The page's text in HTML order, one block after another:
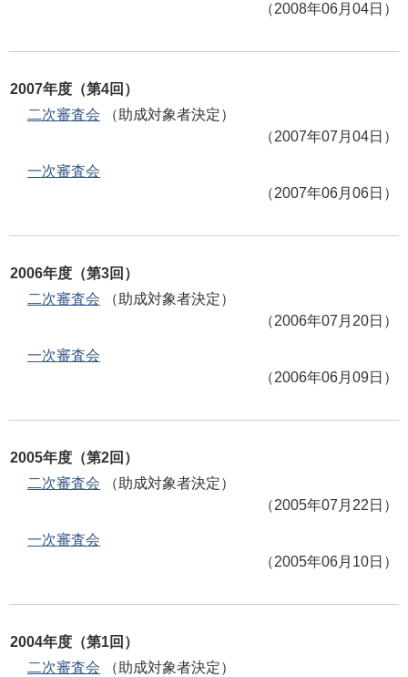
（2008年06月04日）
2007年度（第4回）
二次審査会 （助成対象者決定）
（2007年07月04日）
一次審査会
（2007年06月06日）
2006年度（第3回）
二次審査会 （助成対象者決定）
（2006年07月20日）
一次審査会
（2006年06月09日）
2005年度（第2回）
二次審査会 （助成対象者決定）
（2005年07月22日）
一次審査会
（2005年06月10日）
2004年度（第1回）
二次審査会 （助成対象者決定）